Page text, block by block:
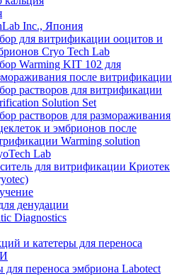
Inc., Япония
для витрификации ооцитов и
Cryo Tech Lab
Warming KIT 102 для
после витрификации
растворов для витрификации
Solution Set
растворов для размораживания
и эмбрионов после
Warming solution
Lab
для витрификации Криотек
денудации
Diagnostics
и катетеры для переноса
для переноса эмбриона Labotect